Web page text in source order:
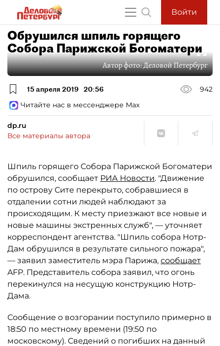
Войти
Обрушился шпиль горящего
Собора Парижской Богоматери
Автор фото:Деловой Петербург
15 апреля 2019 20:56
942
Читайте нас в мессенджере Max
dp.ru
Все материалы автора
Шпиль горящего Собора Парижской Богоматери
обрушился, сообщает РИА Новости. "Движение
по острову Сите перекрыто, собравшиеся в
отдалении сотни людей наблюдают за
происходящим. К месту приезжают все новые и
новые машины экстренных служб", — уточняет
корреспондент агентства. "Шпиль собора Нотр-
Дам обрушился в результате сильного пожара",
— заявил заместитель мэра Парижа, сообщает
AFP. Представитель собора заявил, что огонь
перекинулся на несущую конструкцию Нотр-
Дама.
Сообщение о возгорании поступило примерно в
18:50 по местному времени (19:50 по
московскому). Сведений о погибших на данный